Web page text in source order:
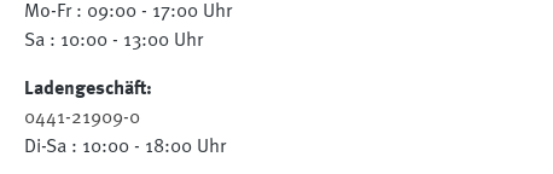
Mo-Fr : 09:00 - 17:00 Uhr
Sa : 10:00 - 13:00 Uhr
Ladengeschäft:
0441-21909-0
Di-Sa : 10:00 - 18:00 Uhr